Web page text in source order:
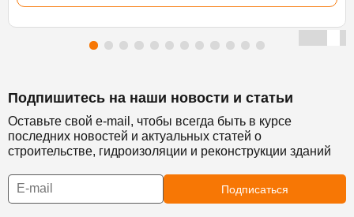
Подпишитесь на наши новости и статьи
Оставьте свой e-mail, чтобы всегда быть в курсе
последних новостей и актуальных статей о
строительстве, гидроизоляции и реконструкции зданий
Подписаться